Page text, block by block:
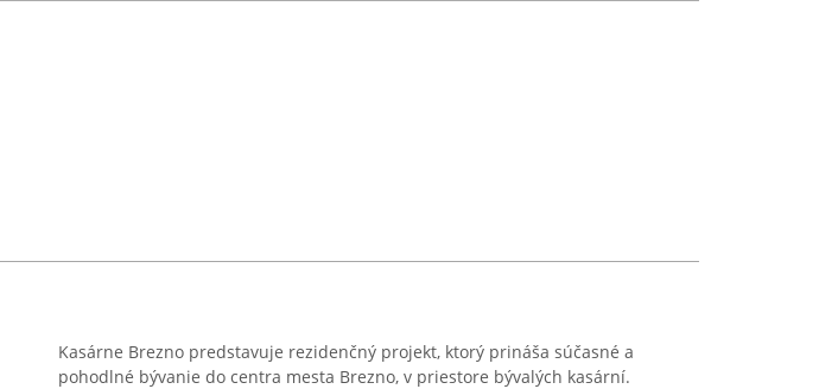
Kasárne Brezno predstavuje rezidenčný projekt, ktorý prináša súčasné a
pohodlné bývanie do centra mesta Brezno, v priestore bývalých kasární.